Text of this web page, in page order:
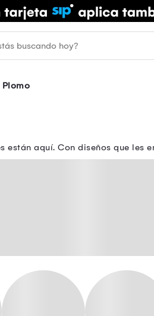
Plomo
aquí. Con diseños que